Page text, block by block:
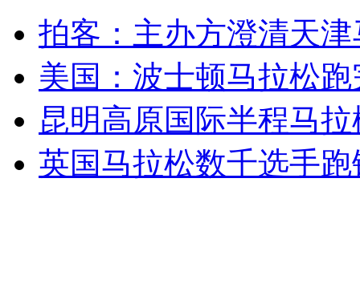
女孩北京地铁殴打老人 痛下狠手拳打脚踢
无痛分娩是否安全 医生回应
拍客：主办方澄清天
美国：波士顿马拉松跑
昆明高原国际半程马
英国马拉松数千选手